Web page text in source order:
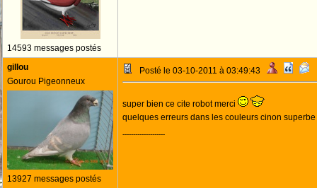
14593 messages postés
gillou
Gourou Pigeonneux
13927 messages postés
Posté le 03-10-2011 à 03:49:43
super bien ce cite robot merci
quelques erreurs dans les couleurs cinon superbe
--------------------